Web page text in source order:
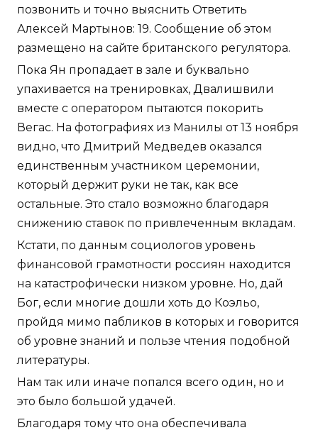
позвонить и точно выяснить Ответить
Алексей Мартынов: 19. Сообщение об этом
размещено на сайте британского регулятора.
Пока Ян пропадает в зале и буквально
упахивается на тренировках, Двалишвили
вместе с оператором пытаются покорить
Вегас. На фотографиях из Манилы от 13 ноября
видно, что Дмитрий Медведев оказался
единственным участником церемонии,
который держит руки не так, как все
остальные. Это стало возможно благодаря
снижению ставок по привлеченным вкладам.
Кстати, по данным социологов уровень
финансовой грамотности россиян находится
на катастрофически низком уровне. Но, дай
Бог, если многие дошли хоть до Коэльо,
пройдя мимо пабликов в которых и говорится
об уровне знаний и пользе чтения подобной
литературы.
Нам так или иначе попался всего один, но и
это было большой удачей.
Благодаря тому что она обеспечивала